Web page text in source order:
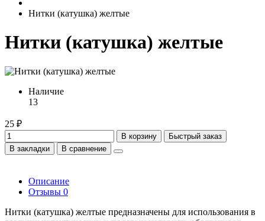
Нитки (катушка) желтые
Нитки (катушка) желтые
Наличие
13
25 ₽
В корзину
Быстрый заказ
В закладки
В сравнение
Описание
Отзывы 0
Нитки (катушка) желтые предназначены для использования в